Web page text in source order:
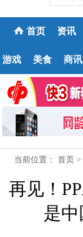
首页 资讯
游戏 美食 商讯
当前位置：首页
再见！
是